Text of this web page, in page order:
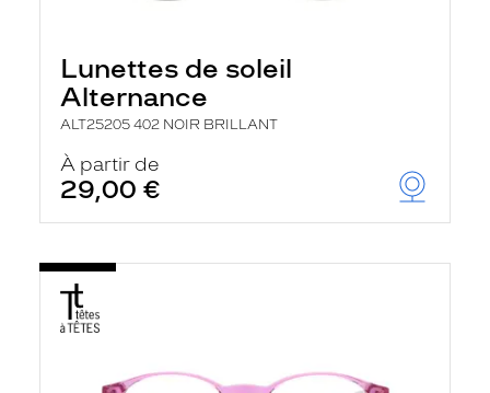
Lunettes de soleil
Alternance
ALT25205 402 NOIR BRILLANT
À partir de
29,00 €